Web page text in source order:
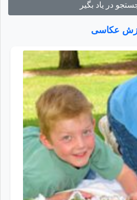
در یاد بگیر
عکاسی